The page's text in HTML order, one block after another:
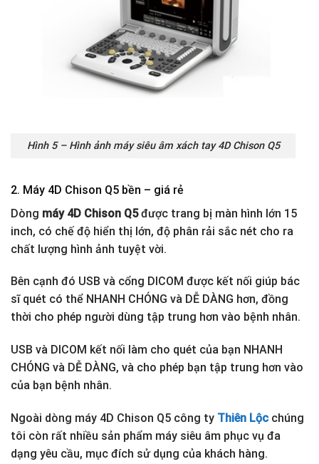
Hình 5 – Hình ảnh máy siêu âm xách tay 4D Chison Q5
2. Máy 4D Chison Q5 bền – giá rẻ
Dòng máy 4D Chison Q5được trang bị màn hình lớn 15
inch, có chế độ hiển thị lớn, độ phân rải sắc nét cho ra
chất lượng hình ảnh tuyệt vời.
Bên cạnh đó USB và cổng DICOM được kết nối giúp bác
sĩ quét có thể NHANH CHÓNG và DỄ DÀNG hơn, đồng
thời cho phép người dùng tập trung hơn vào bệnh nhân.
USB và DICOM kết nối làm cho quét của bạn NHANH
CHÓNG và DỄ DÀNG, và cho phép bạn tập trung hơn vào
của bạn bệnh nhân.
Ngoài dòng máy 4D Chison Q5 công ty Thiên Lộc chúng
tôi còn rất nhiều sản phẩm máy siêu âm phục vụ đa
dạng yêu cầu, mục đích sử dụng của khách hàng.